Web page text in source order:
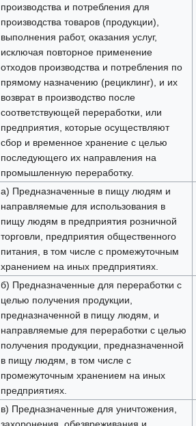
производства и потребления для
производства товаров (продукции),
выполнения работ, оказания услуг,
исключая повторное применение
отходов производства и потребления по
прямому назначению (рециклинг), и их
возврат в производство после
соответствующей переработки, или
предприятия, которые осуществляют
сбор и временное хранение с целью
последующего их направления на
промышленную переработку.
а) Предназначенные в пищу людям и
направляемые для использования в
пищу людям в предприятия розничной
торговли, предприятия общественного
питания, в том числе с промежуточным
хранением на иных предприятиях.
б) Предназначенные для переработки с
целью получения продукции,
предназначенной в пищу людям, и
направляемые для переработки с целью
получения продукции, предназначенной
в пищу людям, в том числе с
промежуточным хранением на иных
предприятиях.
в) Предназначенные для уничтожения,